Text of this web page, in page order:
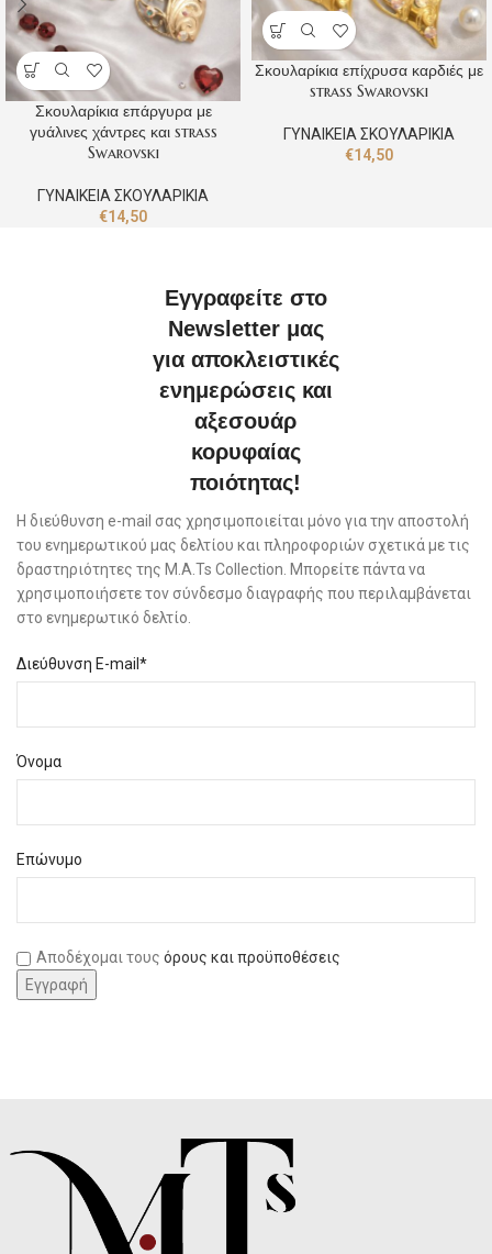
Σκουλαρίκια επάργυρα με
γυάλινες χάντρες και strass
Swarovski
ΓΥΝΑΙΚΕΙΑ ΣΚΟΥΛΑΡΙΚΙΑ
€14,50
Σκουλαρίκια επίχρυσα καρδιές με
strass Swarovski
ΓΥΝΑΙΚΕΙΑ ΣΚΟΥΛΑΡΙΚΙΑ
€14,50
Εγγραφείτε στο
Newsletter μας
για αποκλειστικές
ενημερώσεις και
αξεσουάρ
κορυφαίας
ποιότητας!
Η διεύθυνση e-mail σας χρησιμοποιείται μόνο για την αποστολή
του ενημερωτικού μας δελτίου και πληροφοριών σχετικά με τις
δραστηριότητες της M.A.Ts Collection. Μπορείτε πάντα να
χρησιμοποιήσετε τον σύνδεσμο διαγραφής που περιλαμβάνεται
στο ενημερωτικό δελτίο.
Διεύθυνση E-mail*
Όνομα
Επώνυμο
Αποδέχομαι τους όρους και προϋποθέσεις